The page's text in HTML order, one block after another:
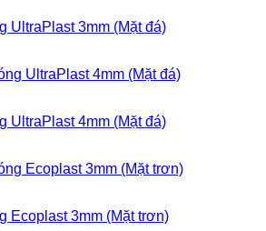
UltraPlast 3mm (Mặt đá)
UltraPlast 4mm (Mặt đá)
Ecoplast 3mm (Mặt trơn)